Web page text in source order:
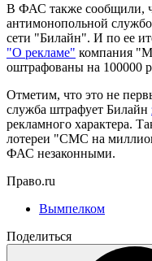
В ФАС также сообщили,
антимонопольной
сети "Билайн". И по ее
"О рекламе" компания
оштрафованы на 100000
Отметим, что это не
служба штрафует Билайн
рекламного характера.
лотереи "СМС на
ФАС незаконными.
Право.ru
Вымпелком
Поделиться